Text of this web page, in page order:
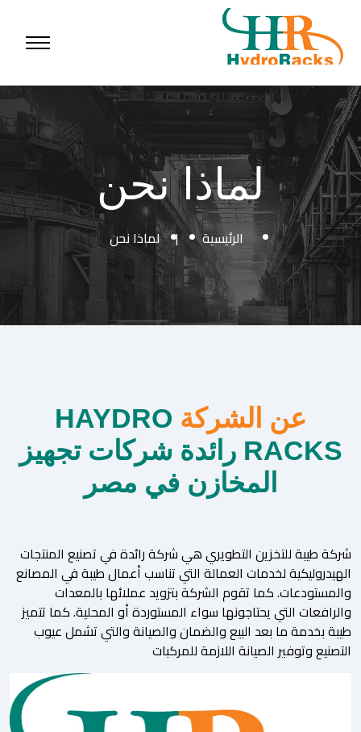
لماذا نحن
الرئيسية | لماذا نحن
عن الشركة HAYDRO
RACKS رائدة شركات تجهيز
المخازن في مصر
شركة طيبة للتخزين التطويري هي شركة رائدة في تصنيع المنتجات
الهيدروليكية لخدمات العمالة التي تناسب أعمال طيبة في المصانع
والمستودعات. كما تقوم الشركة بتزويد عملائها بالمعدات
والرافعات التي يحتاجونها سواء المستوردة أو المحلية. كما تتميز
طيبة بخدمة ما بعد البيع والضمان والصيانة والتي تشمل عيوب
التصنيع وتوفير الصيانة اللازمة للمركبات